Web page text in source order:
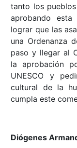
tanto los
aprobando
lograr que las
una Ordenanza
paso y llegar al
la aprobación
UNESCO y
cultural de la
cumpla este
Diógenes